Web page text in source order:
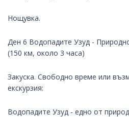
Нощувка.
Ден 6 Водопадите Узуд -
(150 км, около 3 часа)
Закуска. Свободно време или
екскурзия:
Водопадите Узуд - едно от